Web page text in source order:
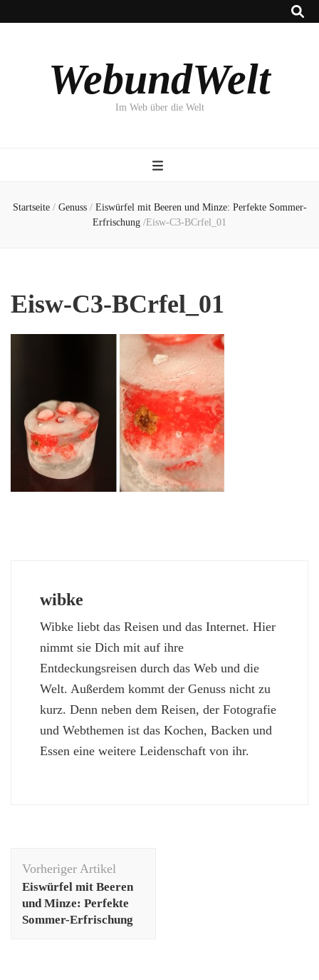
WebundWelt
Im Web über die Welt
Startseite / Genuss / Eiswürfel mit Beeren und Minze: Perfekte Sommer-
Erfrischung /Eisw-C3-BCrfel_01
Eisw-C3-BCrfel_01
wibke
Wibke liebt das Reisen und das Internet. Hier
nimmt sie Dich mit auf ihre
Entdeckungsreisen durch das Web und die
Welt. Außerdem kommt der Genuss nicht zu
kurz. Denn neben dem Reisen, der Fotografie
und Webthemen ist das Kochen, Backen und
Essen eine weitere Leidenschaft von ihr.
Vorheriger Artikel
Eiswürfel mit Beeren
und Minze: Perfekte
Sommer-Erfrischung